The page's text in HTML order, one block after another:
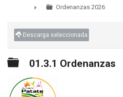
Ordenanzas 2026
Descarga seleccionada
Carpeta
01.3.1 Ordenanzas